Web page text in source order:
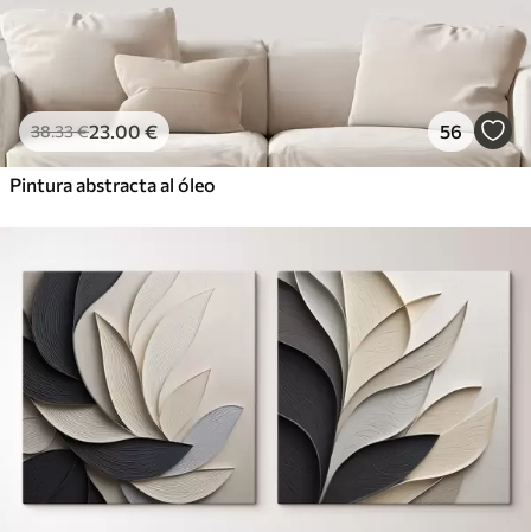
38.33€23.00€ 56
Pintura abstracta al óleo